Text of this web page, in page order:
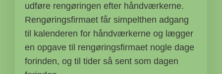
udføre rengøringen efter håndværkerne.
Rengøringsfirmaet får simpelthen adgang
til kalenderen for håndværkerne og lægger
en opgave til rengøringsfirmaet nogle dage
forinden, og til tider så sent som dagen